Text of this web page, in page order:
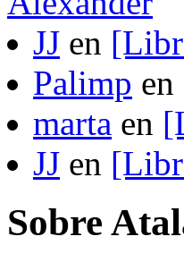
JJ en
Palimp en
marta en
JJ en
Sobre